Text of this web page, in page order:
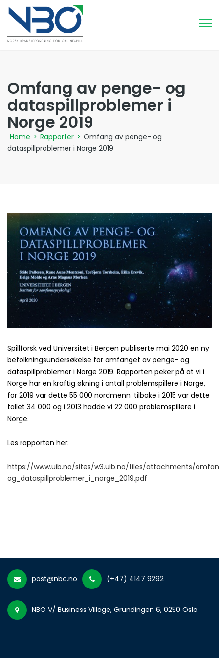
Omfang av penge- og
dataspillproblemer i
Norge 2019
Home > Rapporter > Omfang av penge- og
dataspillproblemer i Norge 2019
Spillforsk ved Universitet i Bergen publiserte mai 2020 en ny
befolkningsundersøkelse for omfanget av penge- og
dataspillproblemer i Norge 2019. Rapporten peker på at vi i
Norge har en kraftig økning i antall problemspillere i Norge,
for 2019 var dette 55 000 nordmenn, tilbake i 2015 var dette
tallet 34 000 og i 2013 hadde vi 22 000 problemspillere i
Norge.
Les rapporten her:
https://www.uib.no/sites/w3.uib.no/files/attachments/
og_dataspillproblemer_i_norge_2019.pdf
post@nbo.no (+47) 4147 9292
NBO V/ Business Village, Grundingen 6, 0250 Oslo